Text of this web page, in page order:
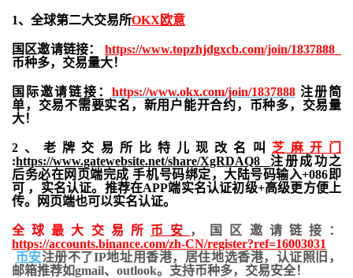
1、全球第二大交易所OKX欧意
国区邀请链接： https://www.topzhjdgxcb.com/join/1837888
币种多，交易量大！
国际邀请链接： https://www.okx.com/join/1837888注册简
单，交易不需要实名，新用户能开合约， 币种多，交易量
大！
2、老牌交易所比特儿现改名叫 芝麻开门
:https://www.gatewebsite.net/share/XgRDAQ8 注册成功之
后务必在网页端完成 手机号码绑定，大陆号码输入+086即
可 ，实名认证。推荐在APP端实名认证初级+高级更方便上
传。网页端也可以实名认证。
全球最大交易所 币安
，国区邀请链接：
https://accounts.binance.com/zh-CN/register?ref=16003031
币安注册不了IP地址用香港，居住地选香港，认证照旧，
邮箱推荐如gmail、outlook。支持币种多，交易安全！